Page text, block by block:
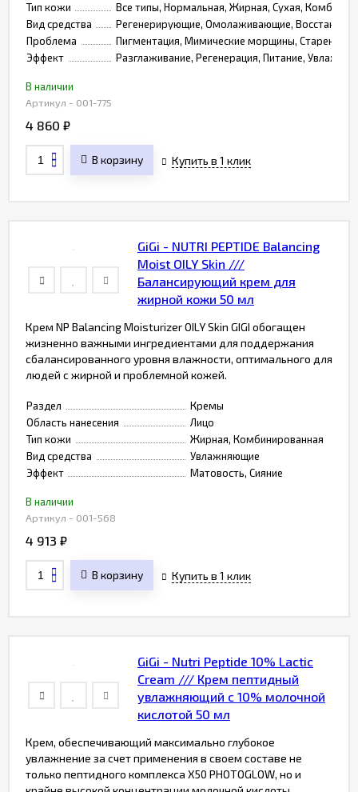
Тип кожи
Все типы, Нормальная, Жирная, Сухая,
Вид средства
Регенерирующие, Омолаживающие,
Проблема
Пигментация, Мимические морщины, Старение
Эффект
Разглаживание, Регенерация, Питание,
В наличии
Артикул - 001-775
4 860 ₽
В корзину Купить в 1 клик
GiGi - NUTRI PEPTIDE Balancing
Moist OILY Skin ///
Балансирующий крем для
жирной кожи 50 мл
Крем NP Balancing Moisturizer OILY Skin GIGI обогащен
жизненно важными ингредиентами для поддержания
сбалансированного уровня влажности, оптимального для
людей с жирной и проблемной кожей.
Раздел
Кремы
Область нанесения
Лицо
Тип кожи
Жирная, Комбинированная
Вид средства
Увлажняющие
Эффект
Матовость, Сияние
В наличии
Артикул - 001-568
4 913 ₽
В корзину Купить в 1 клик
GiGi - Nutri Peptide 10% Lactic
Сream /// Крем пептидный
увлажняющий с 10% молочной
кислотой 50 мл
Крем, обеспечивающий максимально глубокое
увлажнение за счет применения в своем составе не
только пептидного комплекса X50 PHOTOGLOW, но и